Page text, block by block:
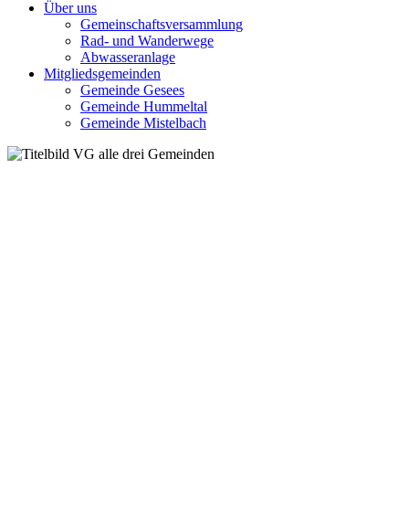
Über uns
Gemeinschaftsversammlung
Rad- und Wanderwege
Abwasseranlage
Mitgliedsgemeinden
Gemeinde Gesees
Gemeinde Hummeltal
Gemeinde Mistelbach